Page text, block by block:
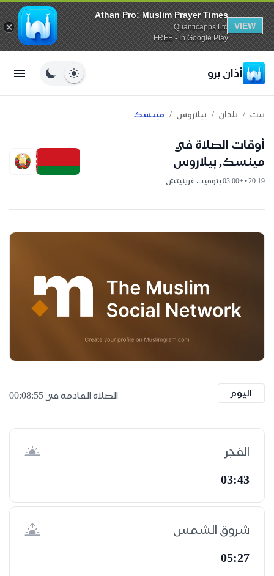
Athan Pro: Muslim Prayer Times
Quanticapps Ltd
FREE - In Google Play
VIEW
أذان برو
بيت / بلدان / بيلاروس / مينسك
أوقات الصلاة في
مينسك, بيلاروس
20:19 • +03:00 بتوقيت غرينيتش
اليوم الصلاة القادمة في 00:08:55
الفجر
03:43
شروق الشمس
05:27